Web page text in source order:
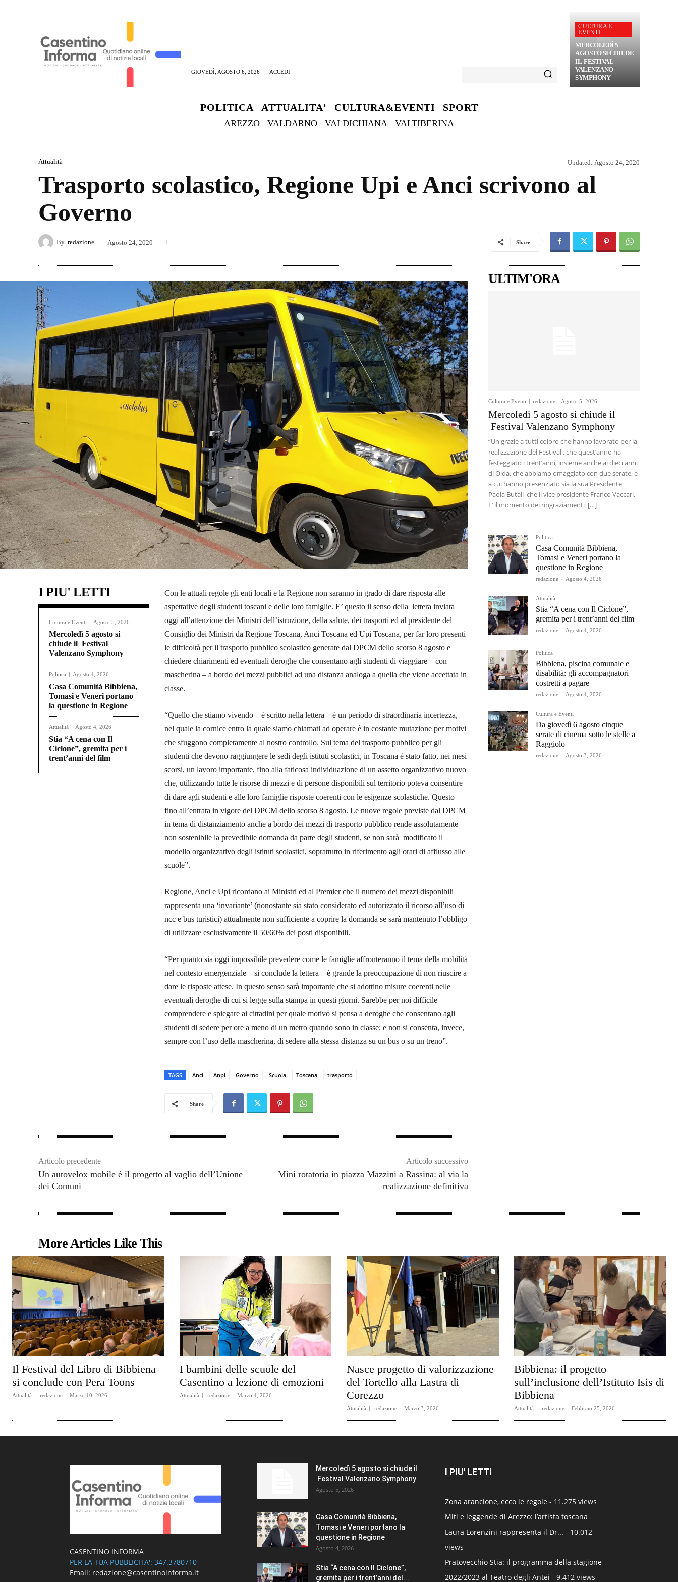
GIOVEDÌ, AGOSTO 6, 2026 ACCEDI
CULTURA E
EVENTI
MERCOLEDÌ 5
AGOSTO SI CHIUDE
IL FESTIVAL
VALENZANO
SYMPHONY
POLITICA ATTUALITA’ CULTURA&EVENTI SPORT
AREZZO VALDARNO VALDICHIANA VALTIBERINA
Attualità Updated: Agosto 24, 2020
Trasporto scolastico, Regione Upi e Anci scrivono al
Governo
By redazione Agosto 24, 2020 Share
I PIU' LETTI
Cultura e Eventi Agosto 5, 2026
Mercoledì 5 agosto si
chiude il Festival
Valenzano Symphony
Politica Agosto 4, 2026
Casa Comunità Bibbiena,
Tomasi e Veneri portano
la questione in Regione
Attualità Agosto 4, 2026
Stia “A cena con Il
Ciclone”, gremita per i
trent’anni del film
Con le attuali regole gli enti locali e la Regione non saranno in grado di dare risposta alle
aspettative degli studenti toscani e delle loro famiglie. E’ questo il senso della lettera inviata
oggi all’attenzione dei Ministri dell’istruzione, della salute, dei trasporti ed al presidente del
Consiglio dei Ministri da Regione Toscana, Anci Toscana ed Upi Toscana, per far loro presenti
le difficoltà per il trasporto pubblico scolastico generate dal DPCM dello scorso 8 agosto e
chiedere chiarimenti ed eventuali deroghe che consentano agli studenti di viaggiare – con
mascherina – a bordo dei mezzi pubblici ad una distanza analoga a quella che viene accettata in
classe.
“Quello che stiamo vivendo – è scritto nella lettera – è un periodo di straordinaria incertezza,
nel quale la cornice entro la quale siamo chiamati ad operare è in costante mutazione per motivi
che sfuggono completamente al nostro controllo. Sul tema del trasporto pubblico per gli
studenti che devono raggiungere le sedi degli istituti scolastici, in Toscana è stato fatto, nei mesi
scorsi, un lavoro importante, fino alla faticosa individuazione di un assetto organizzativo nuovo
che, utilizzando tutte le risorse di mezzi e di persone disponibili sul territorio poteva consentire
di dare agli studenti e alle loro famiglie risposte coerenti con le esigenze scolastiche. Questo
fino all’entrata in vigore del DPCM dello scorso 8 agosto. Le nuove regole previste dal DPCM
in tema di distanziamento anche a bordo dei mezzi di trasporto pubblico rende assolutamente
non sostenibile la prevedibile domanda da parte degli studenti, se non sarà modificato il
modello organizzativo degli istituti scolastici, soprattutto in riferimento agli orari di afflusso alle
scuole”.
Regione, Anci e Upi ricordano ai Ministri ed al Premier che il numero dei mezzi disponibili
rappresenta una ‘invariante’ (nonostante sia stato considerato ed autorizzato il ricorso all’uso di
ncc e bus turistici) attualmente non sufficiente a coprire la domanda se sarà mantenuto l’obbligo
di utilizzare esclusivamente il 50/60% dei posti disponibili.
“Per quanto sia oggi impossibile prevedere come le famiglie affronteranno il tema della mobilità
nel contesto emergenziale – si conclude la lettera – è grande la preoccupazione di non riuscire a
dare le risposte attese. In questo senso sarà importante che si adottino misure coerenti nelle
eventuali deroghe di cui si legge sulla stampa in questi giorni. Sarebbe per noi difficile
comprendere e spiegare ai cittadini per quale motivo si pensa a deroghe che consentano agli
studenti di sedere per ore a meno di un metro quando sono in classe; e non si consenta, invece,
sempre con l’uso della mascherina, di sedere alla stessa distanza su un bus o su un treno”.
TAGS Anci Anpi Governo Scuola Toscana trasporto
Share
Articolo precedente
Un autovelox mobile è il progetto al vaglio dell’Unione
dei Comuni
Articolo successivo
Mini rotatoria in piazza Mazzini a Rassina: al via la
realizzazione definitiva
ULTIM'ORA
Cultura e Eventi redazione - Agosto 5, 2026
Mercoledì 5 agosto si chiude il
Festival Valenzano Symphony
“Un grazie a tutti coloro che hanno lavorato per la
realizzazione del Festival , che quest’anno ha
festeggiato i trent’anni, insieme anche ai dieci anni
di Oida, che abbiamo omaggiato con due serate, e
a cui hanno presenziato sia la sua Presidente
Paola Butali che il vice presidente Franco Vaccari.
E’ il momento dei ringraziamenti […]
Politica
Casa Comunità Bibbiena,
Tomasi e Veneri portano la
questione in Regione
redazione - Agosto 4, 2026
Attualità
Stia “A cena con Il Ciclone”,
gremita per i trent’anni del film
redazione - Agosto 4, 2026
Politica
Bibbiena, piscina comunale e
disabilità: gli accompagnatori
costretti a pagare
redazione - Agosto 4, 2026
Cultura e Eventi
Da giovedì 6 agosto cinque
serate di cinema sotto le stelle a
Raggiolo
redazione - Agosto 3, 2026
More Articles Like This
Il Festival del Libro di Bibbiena
si conclude con Pera Toons
Attualità redazione - Marzo 10, 2026
I bambini delle scuole del
Casentino a lezione di emozioni
Attualità redazione - Marzo 4, 2026
Nasce progetto di valorizzazione
del Tortello alla Lastra di
Corezzo
Attualità redazione - Marzo 3, 2026
Bibbiena: il progetto
sull’inclusione dell’Istituto Isis di
Bibbiena
Attualità redazione - Febbraio 25, 2026
CASENTINO INFORMA
PER LA TUA PUBBLICITA': 347.3780710
Email: redazione@casentinoinforma.it
Mercoledì 5 agosto si chiude il
Festival Valenzano Symphony
Agosto 5, 2026
Casa Comunità Bibbiena,
Tomasi e Veneri portano la
questione in Regione
Agosto 4, 2026
Stia “A cena con Il Ciclone”,
gremita per i trent’anni del...
I PIU' LETTI
Zona arancione, ecco le regole - 11.275 views
Miti e leggende di Arezzo: l’artista toscana
Laura Lorenzini rappresenta il Dr... - 10.012
views
Pratovecchio Stia: il programma della stagione
2022/2023 al Teatro degli Antei - 9.412 views